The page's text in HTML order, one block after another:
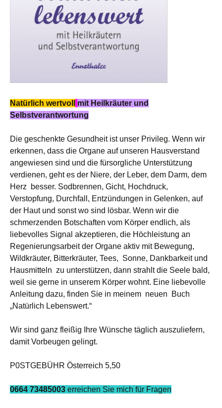
Natürlich wertvoll
mit Heilkräuter und
Selbstverantwortung
Die geschenkte Gesundheit ist unser Privileg. Wenn wir
erkennen, dass die Organe auf unseren Hausverstand
angewiesen sind und die fürsorgliche Unterstützung
verdienen, geht es der Niere, der Leber, dem Darm, dem
Herz besser. Sodbrennen, Gicht, Hochdruck,
Verstopfung, Durchfall, Entzündungen in Gelenken, auf
der Haut und sonst wo sind lösbar. Wenn wir die
schmerzenden Botschaften vom Körper endlich, als
liebevolles Signal akzeptieren, die Höchleistung an
Regenierungsarbeit der Organe aktiv mit Bewegung,
Wildkräuter, Bitterkräuter, Tees, Sonne, Dankbarkeit und
Hausmitteln zu unterstützen, dann strahlt die Seele bald,
weil sie gerne in unserem Körper wohnt. Eine liebevolle
Anleitung dazu, finden Sie in meinem neuen Buch
„Natürlich Lebenswert.“
Wir sind ganz fleißig Ihre Wünsche täglich auszuliefern,
damit Vorbeugen gelingt.
P0STGEBÜHR Österreich 5,50
0664 73485003 erreichen Sie mich für Fragen